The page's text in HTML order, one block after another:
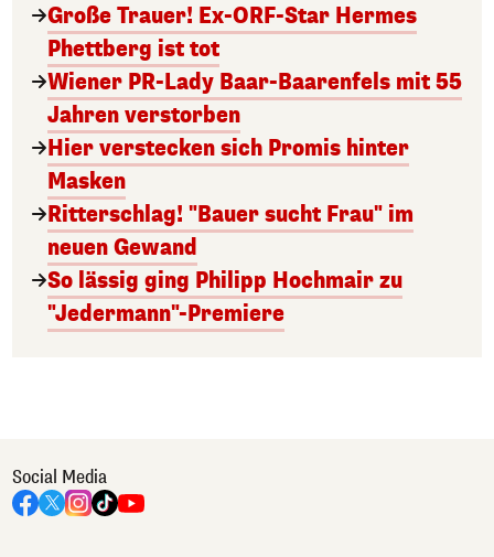
Große Trauer! Ex-ORF-Star Hermes
Phettberg ist tot
Wiener PR-Lady Baar-Baarenfels mit 55
Jahren verstorben
Hier verstecken sich Promis hinter
Masken
Ritterschlag! "Bauer sucht Frau" im
neuen Gewand
So lässig ging Philipp Hochmair zu
"Jedermann"-Premiere
Social Media